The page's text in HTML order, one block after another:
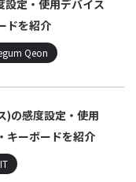
設定・使用デバイス
ドを紹介
Qeon
)の感度設定・使用
キーボードを紹介